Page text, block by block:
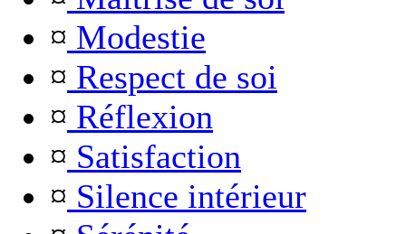
¤ Modestie
¤ Respect de soi
¤ Réflexion
¤ Satisfaction
¤ Silence intérieur